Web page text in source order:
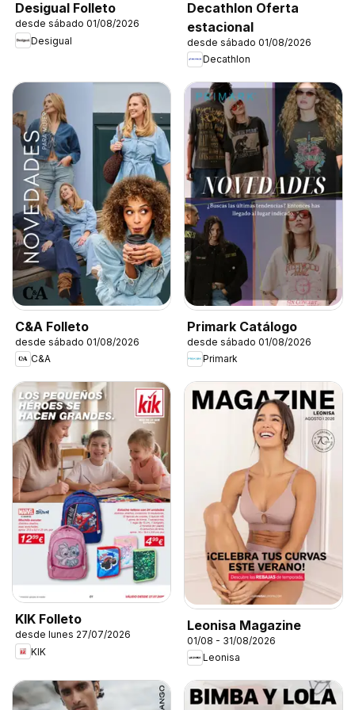
Desigual Folleto
desde sábado 01/08/2026
Desigual
Decathlon Oferta
estacional
desde sábado 01/08/2026
Decathlon
C&A Folleto
desde sábado 01/08/2026
C&A
Primark Catálogo
desde sábado 01/08/2026
Primark
KIK Folleto
desde lunes 27/07/2026
KIK
Leonisa Magazine
01/08 - 31/08/2026
Leonisa